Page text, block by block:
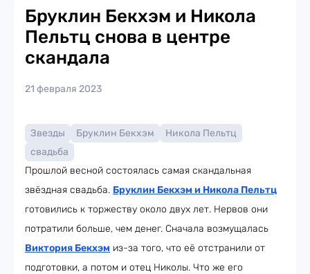
Бруклин Бекхэм и Никола
Пельтц снова в центре
скандала
21 февраля 2023
Звезды Бруклин Бекхэм
Никола Пельтц
свадьба
Прошлой весной состоялась самая скандальная
звёздная свадьба. Бруклин Бекхэм и Никола Пельтц
готовились к торжеству около двух лет. Нервов они
потратили больше, чем денег. Сначала возмущалась
Виктория Бекхэм из-за того, что её отстранили от
подготовки, а потом и отец Николы. Что же его